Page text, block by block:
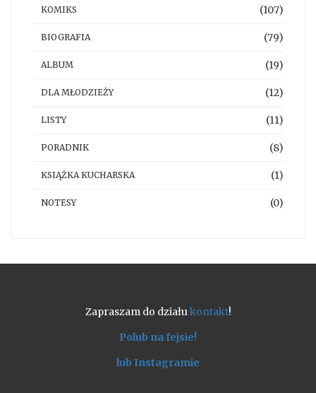
KOMIKS (107)
BIOGRAFIA (79)
ALBUM (19)
DLA MŁODZIEŻY (12)
LISTY (11)
PORADNIK (8)
KSIĄŻKA KUCHARSKA (1)
NOTESY (0)
Zapraszam do działukontakt!
Polub na fejsie!
lub Instagramie